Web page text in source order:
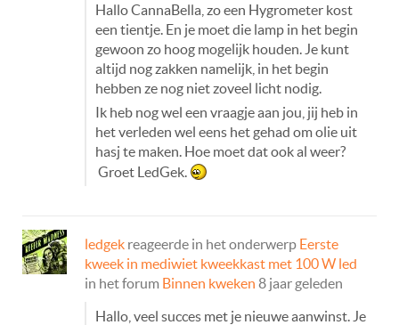
Hallo CannaBella, zo een Hygrometer kost
een tientje. En je moet die lamp in het begin
gewoon zo hoog mogelijk houden. Je kunt
altijd nog zakken namelijk, in het begin
hebben ze nog niet zoveel licht nodig.
Ik heb nog wel een vraagje aan jou, jij heb in
het verleden wel eens het gehad om olie uit
hasj te maken. Hoe moet dat ook al weer?
Groet LedGek.
ledgek reageerde in het onderwerp Eerste
kweek in mediwiet kweekkast met 100 W led
in het forum Binnen kweken 8 jaar geleden
Hallo, veel succes met je nieuwe aanwinst. Je